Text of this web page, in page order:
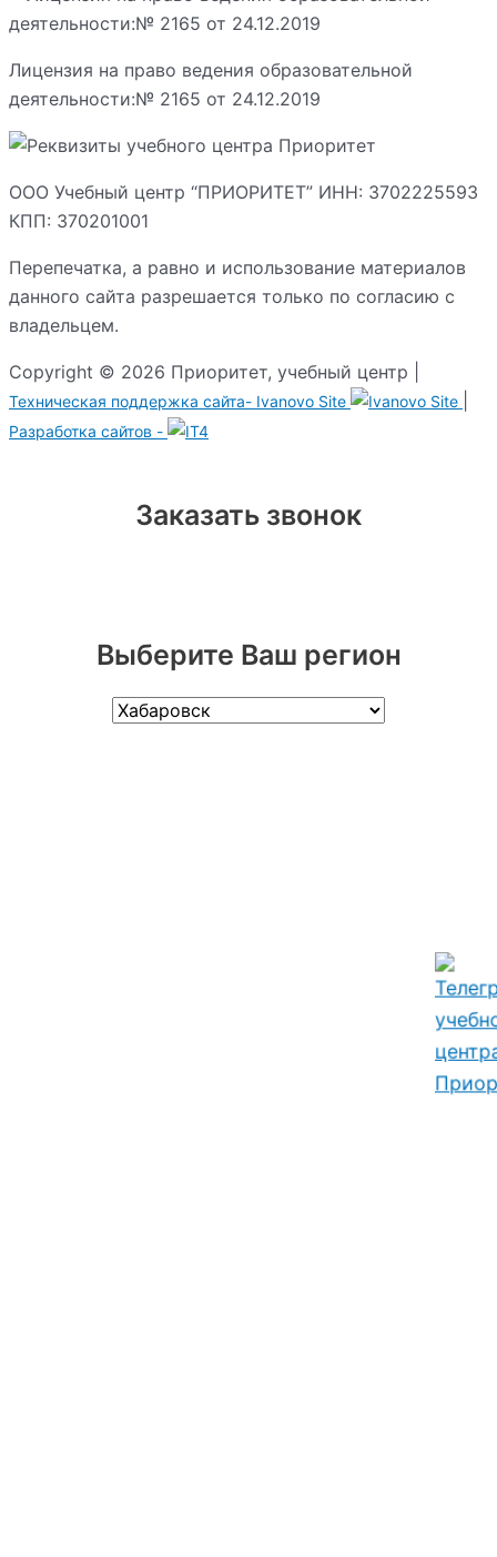
Лицензия на право ведения образовательной
деятельности:№ 2165 от 24.12.2019
ООО Учебный центр “ПРИОРИТЕТ” ИНН: 3702225593
КПП: 370201001
Перепечатка, а равно и использование материалов
данного сайта разрешается только по согласию с
владельцем.
Copyright © 2026 Приоритет, учебный центр |
Техническая поддержка сайта- Ivanovo Site
Разработка сайтов -
Заказать звонок
Выберите Ваш регион